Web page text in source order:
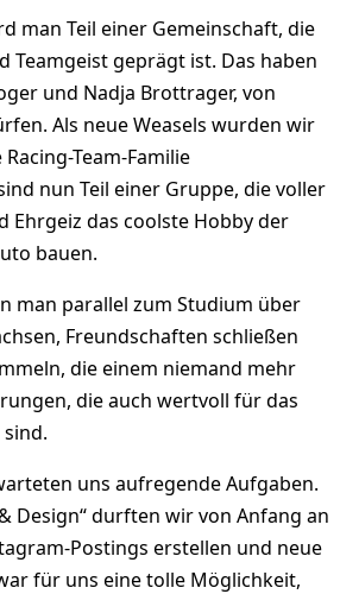
man Teil einer Gemeinschaft, die
Teamgeist geprägt ist. Das haben
und Nadja Brottrager, von
Als neue Weasels wurden wir
Team-Familie
nun Teil einer Gruppe, die voller
Ehrgeiz das coolste Hobby der
bauen.
man parallel zum Studium über
Freundschaften schließen
die einem niemand mehr
die auch wertvoll für das
uns aufregende Aufgaben.
Design“ durften wir von Anfang an
Postings erstellen und neue
für uns eine tolle Möglichkeit,